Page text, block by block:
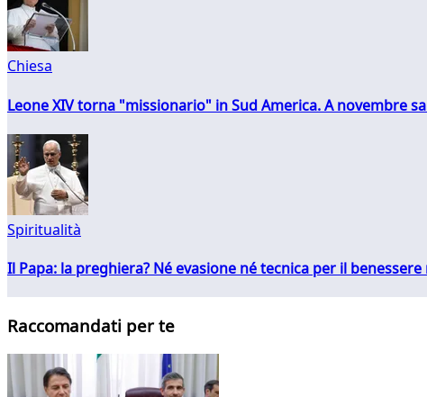
Chiesa
Leone XIV torna "missionario" in Sud America. A novembre
Spiritualità
Il Papa: la preghiera? Né evasione né tecnica per il
Raccomandati per te